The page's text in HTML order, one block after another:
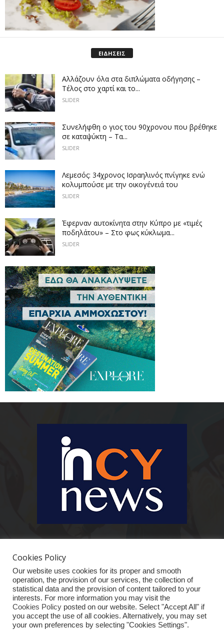
ΕΙΔΗΣΕΙΣ
Αλλάζουν όλα στα διπλώματα οδήγησης –
Τέλος στο χαρτί και το...
SLIDER
Συνελήφθη ο γιος του 90χρονου που βρέθηκε
σε καταψύκτη – Τα...
SLIDER
Λεμεσός: 34χρονος Ισραηλινός πνίγηκε ενώ
κολυμπούσε με την οικογένειά του
SLIDER
Έφερναν αυτοκίνητα στην Κύπρο με «τιμές
ποδηλάτου» – Στο φως κύκλωμα...
SLIDER
ΑΡΧΙΚΗ ΕΙΔΗΣΕΙΣ ΚΥΠΡΟΣ ΚΟΣΜΟΣ ΟΙΚΟΝΟΜΙΑ
Cookies Policy
Our website uses cookies for its proper and smooth
operation, the provision of our services, the collection of
statistical data and the provision of content tailored to your
interests. For more information you may visit the
Cookies Policy posted on our website. Select "Accept All" if
you accept the use of all cookies. Alternatively, you may set
your own preferences by selecting "Cookies Settings".